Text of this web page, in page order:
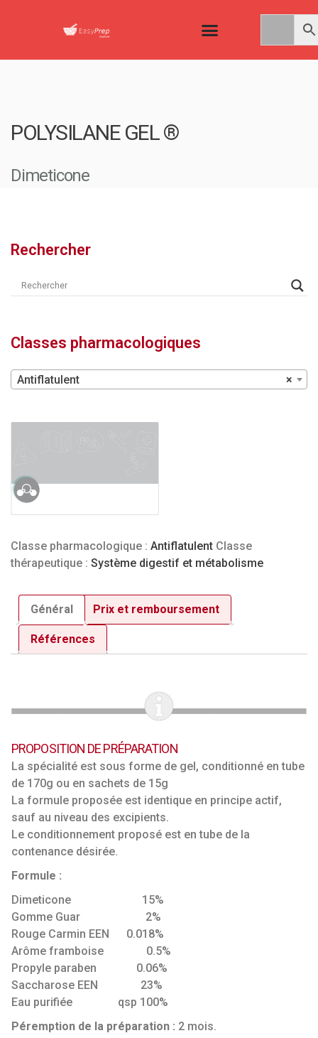
POLYSILANE GEL ®
Dimeticone
Classe pharmacologique : Antiflatulent Classe
thérapeutique : Système digestif et métabolisme
Général Prix et remboursement
Références
PROPOSITION DE PRÉPARATION
La spécialité est sous forme de gel, conditionné en tube
de 170g ou en sachets de 15g
La formule proposée est identique en principe actif,
sauf au niveau des excipients.
Le conditionnement proposé est en tube de la
contenance désirée.
Formule :
Dimeticone 15%
Gomme Guar 2%
Rouge Carmin EEN 0.018%
Arôme framboise 0.5%
Propyle paraben 0.06%
Saccharose EEN 23%
Eau purifiée qsp 100%
Péremption de la préparation : 2 mois.
Rechercher
Classes pharmacologiques
×
Antiflatulent